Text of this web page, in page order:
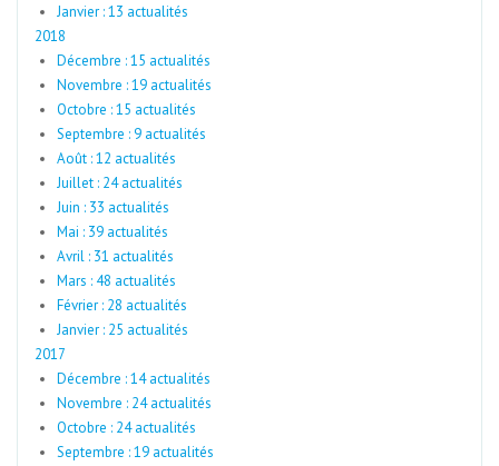
Janvier : 13 actualités
2018
Décembre : 15 actualités
Novembre : 19 actualités
Octobre : 15 actualités
Septembre : 9 actualités
Août : 12 actualités
Juillet : 24 actualités
Juin : 33 actualités
Mai : 39 actualités
Avril : 31 actualités
Mars : 48 actualités
Février : 28 actualités
Janvier : 25 actualités
2017
Décembre : 14 actualités
Novembre : 24 actualités
Octobre : 24 actualités
Septembre : 19 actualités